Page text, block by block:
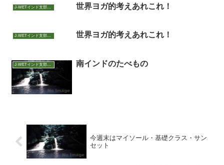
J-WETインド支部～ヨガのこころ～ 世界ヨガ的考えあれこれ！
J-WETインド支部～ヨガのこころ～ 世界ヨガ的考えあれこれ！
J-WETインド支部～ヨガのこころ～ 南インドのたべもの
今週末はマイソール・基礎クラス・サン
セット